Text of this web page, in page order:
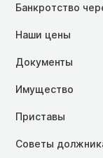
Банкротство
Наши цены
Документы
Имущество
Приставы
Советы